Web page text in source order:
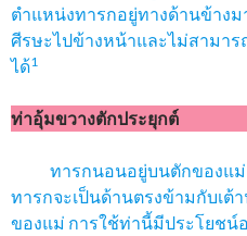
ตำแหน่งทารกอยู่ทางด้านข้างม
ศีรษะไปข้างหน้าและไม่สามาร
ได้1
ท่าอุ้มขวางตักประยุกต์
ทารกนอนอยู่บนตักของแม่
ทารกจะเป็นด้านตรงข้ามกับเ
ของแม่ การใช้ท่านี้มีประโยชน์